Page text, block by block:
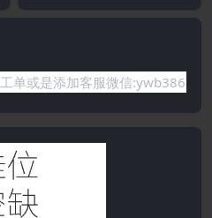
迎提交工单或是添加客服微信